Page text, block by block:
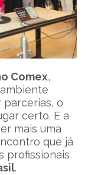
Comex,
o
certo. E a
mais uma
que já
profissionais
.